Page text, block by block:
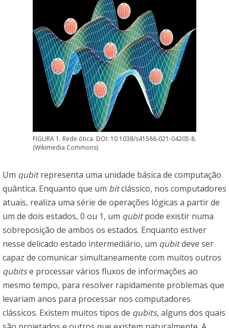
FIGURA 1. Rede ótica. DOI: 10.1038/s41586-021-04205-8.
(Wikimedia Commons)
Um qubitrepresenta uma unidade básica de computação
quântica. Enquanto que um bitclássico, nos computadores
atuais, realiza uma série de operações lógicas a partir de
um de dois estados, 0 ou 1, um qubitpode existir numa
sobreposição de ambos os estados. Enquanto estiver
nesse delicado estado intermediário, um qubitdeve ser
capaz de comunicar simultaneamente com muitos outros
qubitse processar vários fluxos de informações ao
mesmo tempo, para resolver rapidamente problemas que
levariam anos para processar nos computadores
clássicos. Existem muitos tipos de qubits, alguns dos quais